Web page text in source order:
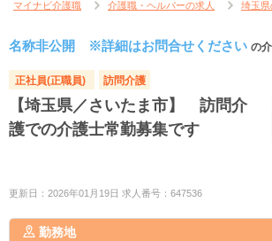
マイナビ介護職 介護職・ヘルパーの求人 埼玉県
名称非公開 ※詳細はお問合せください の
正社員(正職員) 訪問介護
【埼玉県／さいたま市】 訪問介
護での介護士常勤募集です
更新日：2026年01月19日 求人番号：647536
勤務地